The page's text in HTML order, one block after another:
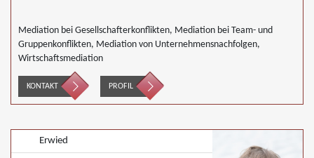
Mediation bei Gesellschafterkonflikten, Mediation bei Team- und
Gruppenkonflikten, Mediation von Unternehmensnachfolgen,
Wirtschaftsmediation
KONTAKT PROFIL
Erwied